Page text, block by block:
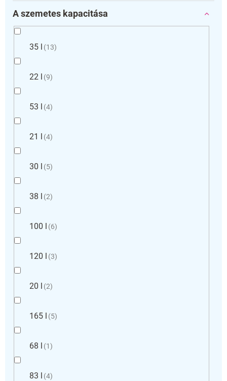
A szemetes kapacitása
35 l 13
22 l 9
53 l 4
21 l 4
30 l 5
38 l 2
100 l 6
120 l 3
20 l 2
165 l 5
68 l 1
83 l 4